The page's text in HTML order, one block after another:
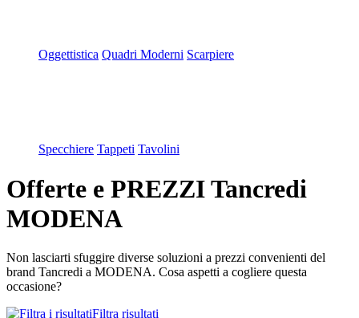
Oggettistica Quadri Moderni Scarpiere
Specchiere Tappeti Tavolini
Offerte e PREZZI Tancredi
MODENA
Non lasciarti sfuggire diverse soluzioni a prezzi convenienti del
brand Tancredi a MODENA. Cosa aspetti a cogliere questa
occasione?
Filtra risultati